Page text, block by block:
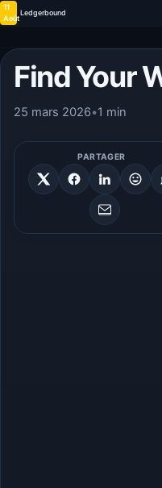
11
Août
Ledgerbound
Find Your
25 mars 2026•1 min
PARTAGER